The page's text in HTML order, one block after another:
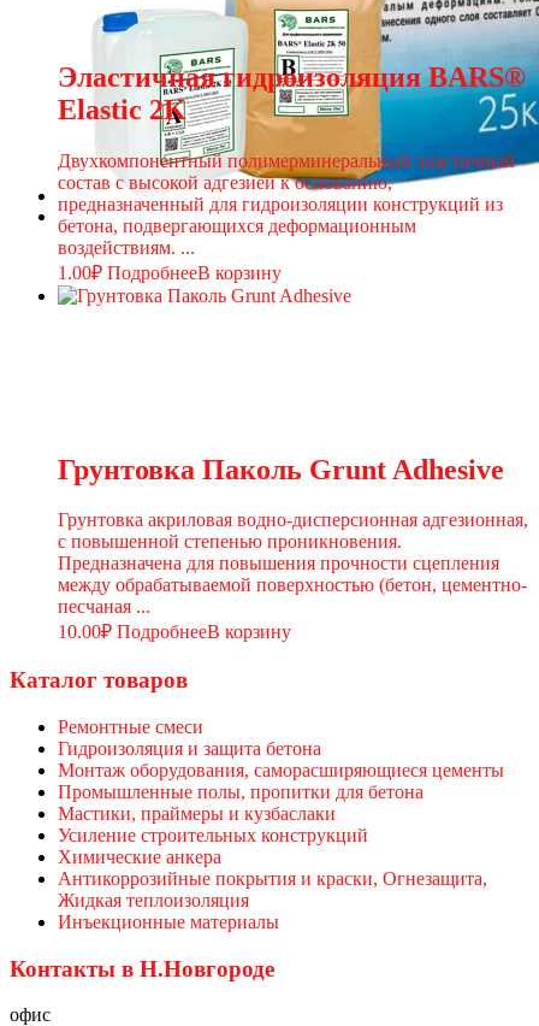
Эластичная гидроизоляция BARS®
Elastic 2K
Двухкомпонентный полимерминеральный эластичный
состав с высокой адгезией к основанию,
предназначенный для гидроизоляции конструкций из
бетона, подвергающихся деформационным
воздействиям. ...
1.00₽ ПодробнееВ корзину
Грунтовка Паколь Grunt Adhesive
Грунтовка акриловая водно-дисперсионная адгезионная,
с повышенной степенью проникновения.
Предназначена для повышения прочности сцепления
между обрабатываемой поверхностью (бетон, цементно-
песчаная ...
10.00₽ ПодробнееВ корзину
Каталог товаров
Ремонтные смеси
Гидроизоляция и защита бетона
Монтаж оборудования, саморасширяющиеся цементы
Промышленные полы, пропитки для бетона
Мастики, праймеры и кузбаслаки
Усиление строительных конструкций
Химические анкера
Антикоррозийные покрытия и краски, Огнезащита,
Жидкая теплоизоляция
Инъекционные материалы
Контакты в Н.Новгороде
офис